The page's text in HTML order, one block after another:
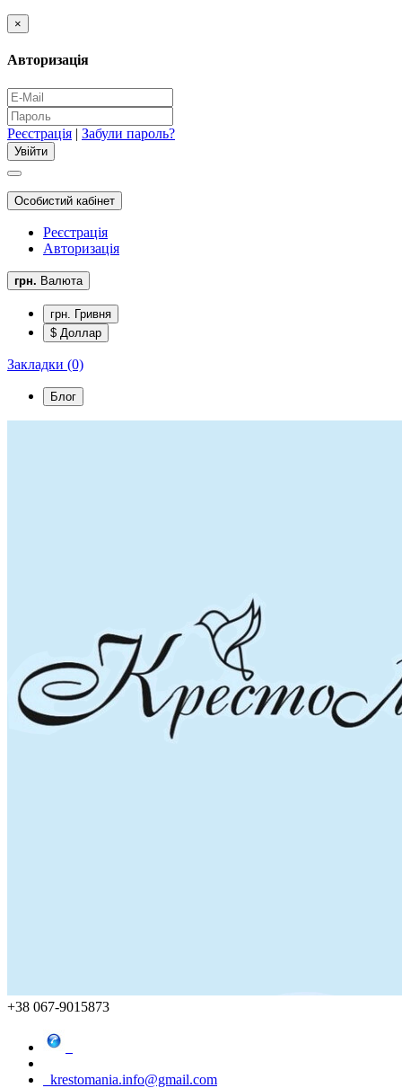
×
Авторизація
Реєстрація | Забули пароль?
Особистий кабінет
Реєстрація
Авторизація
грн. Валюта
грн. Гривня
$ Доллар
Закладки (0)
Блог
+38 067-9015873
krestomania.info@gmail.com